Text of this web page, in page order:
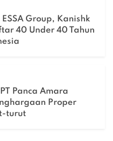
Group, Kanishk
40 Under 40 Tahun
Panca Amara
Proper
turut